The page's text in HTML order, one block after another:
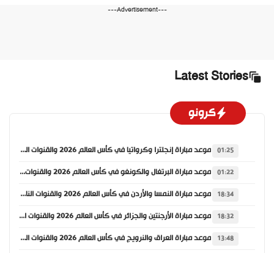
---Advertisement---
Latest Stories
كرونو
01:25 موعد مباراة إنجلترا وكرواتيا في كأس العالم 2026 والقنوات الناقلة
01:22 موعد مباراة البرتغال والكونغو في كأس العالم 2026 والقنوات الناقلة
18:34 موعد مباراة النمسا والأردن في كأس العالم 2026 والقنوات الناقلة
18:32 موعد مباراة الأرجنتين والجزائر في كأس العالم 2026 والقنوات الناقلة
13:48 موعد مباراة العراق والنرويج في كأس العالم 2026 والقنوات الناقلة